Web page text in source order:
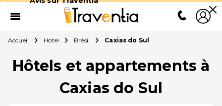
Accueil Hotel Brésil Caxias do Sul
Hôtels et appartements à
Caxias do Sul